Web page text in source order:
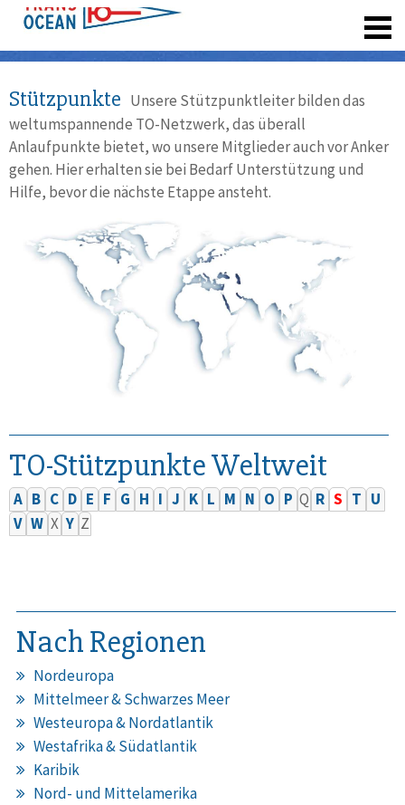
Stützpunkte Unsere Stützpunktleiter bilden das
weltumspannende TO-Netzwerk, das überall
Anlaufpunkte bietet, wo unsere Mitglieder auch vor Anker
gehen. Hier erhalten sie bei Bedarf Unterstützung und
Hilfe, bevor die nächste Etappe ansteht.
TO-Stützpunkte Weltweit
A B C D E F G H I J K L M N O P Q R S T U
V W X Y Z
Nach Regionen
Nordeuropa
Mittelmeer & Schwarzes Meer
Westeuropa & Nordatlantik
Westafrika & Südatlantik
Karibik
Nord- und Mittelamerika